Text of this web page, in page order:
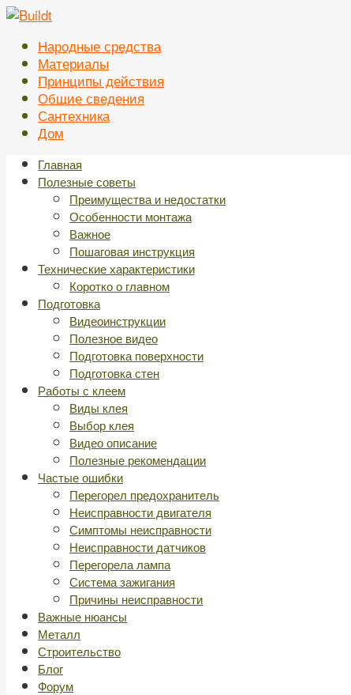
Перейти
контентуНародные средства
Материалы
Принципы действия
Общие сведения
Сантехника
Дом
Главная
Полезные советы
Преимущества и недостатки
Особенности монтажа
Важное
Пошаговая инструкция
Технические характеристики
Коротко о главном
Подготовка
Видеоинструкции
Полезное видео
Подготовка поверхности
Подготовка стен
Работы с клеем
Виды клея
Выбор клея
Видео описание
Полезные рекомендации
Частые ошибки
Перегорел предохранитель
Неисправности двигателя
Симптомы неисправности
Неисправности датчиков
Перегорела лампа
Система зажигания
Причины неисправности
Важные нюансы
Металл
Строительство
Блог
Форум